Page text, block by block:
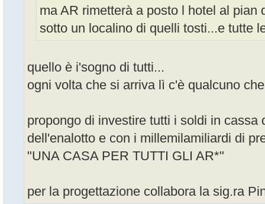
ma AR rimetterà a posto l hotel al pian
sotto un localino di quelli tosti...e tutte
quello è i'sogno di tutti...
ogni volta che si arriva lì c'è qualcuno
propongo di investire tutti i soldi in cassa
dell'enalotto e con i millemilamiliardi di
"UNA CASA PER TUTTI GLI AR*"
per la progettazione collabora la sig.ra